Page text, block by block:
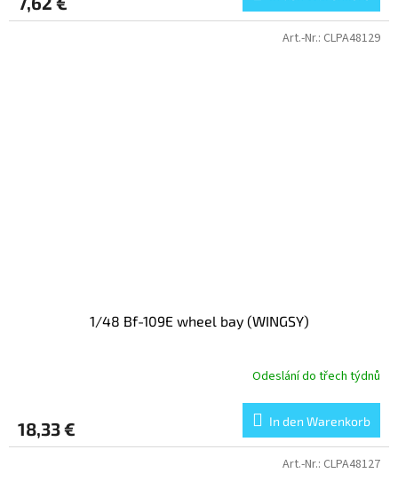
1/48 Bf-109E wheel bay (WINGSY)
Odeslání do třech týdnů
18,33 € In den Warenkorb
Art.-Nr.: CLPA48129
Art.-Nr.: CLPA48127